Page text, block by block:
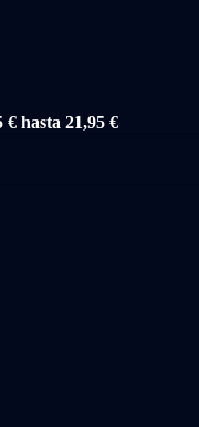
€ hasta 21,95 €